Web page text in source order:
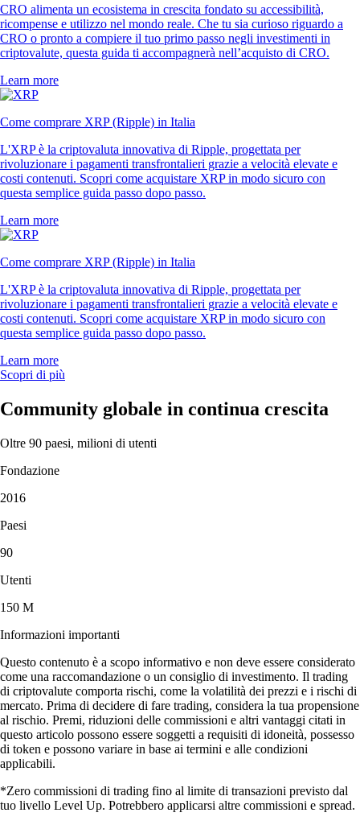
CRO alimenta un ecosistema in crescita fondato su accessibilità,
ricompense e utilizzo nel mondo reale. Che tu sia curioso riguardo a
CRO o pronto a compiere il tuo primo passo negli investimenti in
criptovalute, questa guida ti accompagnerà nell’acquisto di CRO.
Learn more
Come comprare XRP (Ripple) in Italia
L'XRP è la criptovaluta innovativa di Ripple, progettata per
rivoluzionare i pagamenti transfrontalieri grazie a velocità elevate e
costi contenuti. Scopri come acquistare XRP in modo sicuro con
questa semplice guida passo dopo passo.
Learn more
Come comprare XRP (Ripple) in Italia
L'XRP è la criptovaluta innovativa di Ripple, progettata per
rivoluzionare i pagamenti transfrontalieri grazie a velocità elevate e
costi contenuti. Scopri come acquistare XRP in modo sicuro con
questa semplice guida passo dopo passo.
Learn more
Scopri di più
Community globale in continua crescita
Oltre 90 paesi, milioni di utenti
Fondazione
2016
Paesi
90
Utenti
150 M
Informazioni importanti
Questo contenuto è a scopo informativo e non deve essere considerato
come una raccomandazione o un consiglio di investimento. Il trading
di criptovalute comporta rischi, come la volatilità dei prezzi e i rischi di
mercato. Prima di decidere di fare trading, considera la tua propensione
al rischio. Premi, riduzioni delle commissioni e altri vantaggi citati in
questo articolo possono essere soggetti a requisiti di idoneità, possesso
di token e possono variare in base ai termini e alle condizioni
applicabili.
*Zero commissioni di trading fino al limite di transazioni previsto dal
tuo livello Level Up. Potrebbero applicarsi altre commissioni e spread.